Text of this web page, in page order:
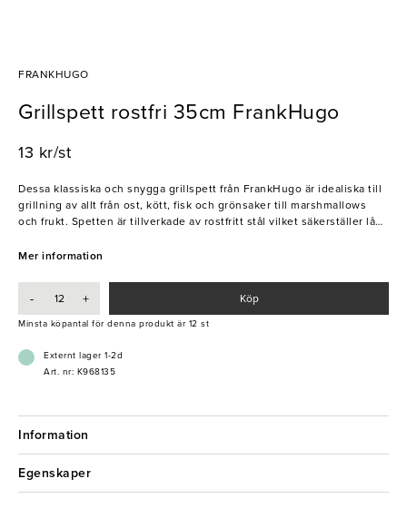
FRANKHUGO
Grillspett rostfri 35cm FrankHugo
13 kr/st
Dessa klassiska och snygga grillspett från FrankHugo är idealiska till
grillning av allt från ost, kött, fisk och grönsaker till marshmallows
och frukt. Spetten är tillverkade av rostfritt stål vilket säkerställer lång
Mer information
- + Köp
Minsta köpantal för denna produkt är 12 st
Externt lager 1-2d
Art. nr: K968135
Information
Egenskaper